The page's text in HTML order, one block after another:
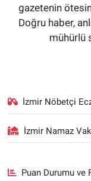
gazetenin
Doğru haber,
mühürlü
İzmir Nöbetçi
İzmir Namaz
Puan Durumu ve